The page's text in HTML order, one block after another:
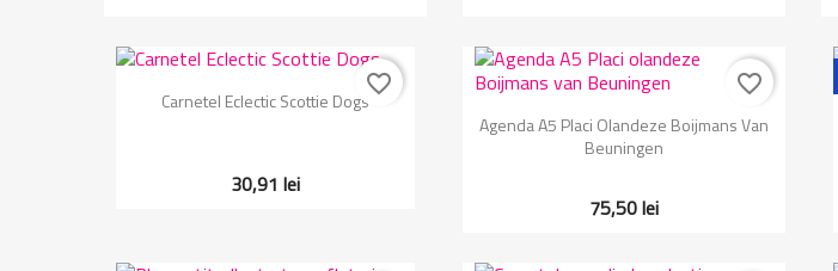
Vizualizare rapida
Carnetel Eclectic Scottie Dogs
30,91 lei
favorite_border
Vizualizare rapida
Agenda A5 Placi Olandeze Boijmans Van
Beuningen
75,50 lei
favorite_border